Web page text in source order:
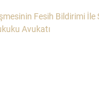
Fesih Bildirimi İle
Avukatı